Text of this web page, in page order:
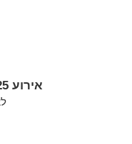
אירוע MITAV SPIRIT 2025